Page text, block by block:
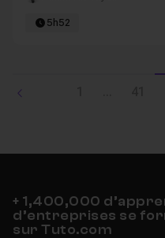
5h52
+ 1,400,000
d’entreprises se
sur Tuto.com